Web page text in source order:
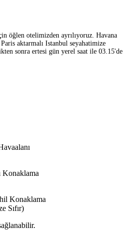
öğlen otelimizden ayrılıyoruz. Havana
aktarmalı Istanbul seyahatimize
sonra ertesi gün yerel saat ile 03.15'de
Konaklama
Konaklama
Sıfır)